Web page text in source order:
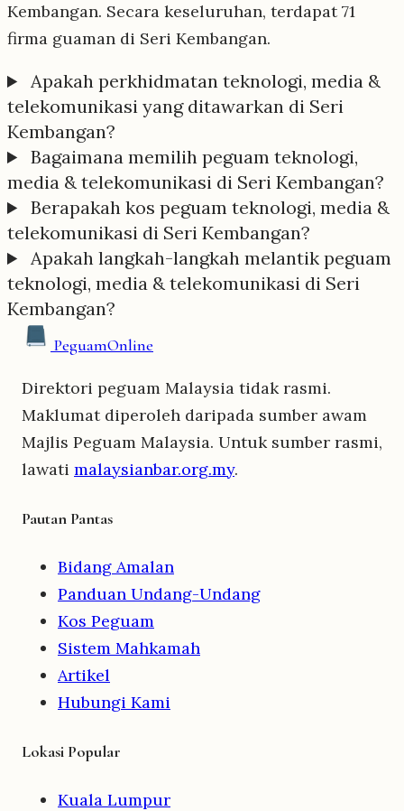
Kembangan. Secara keseluruhan, terdapat 71
firma guaman di Seri Kembangan.
Apakah perkhidmatan teknologi, media &
telekomunikasi yang ditawarkan di Seri
Kembangan?
Bagaimana memilih peguam teknologi,
media & telekomunikasi di Seri Kembangan?
Berapakah kos peguam teknologi, media &
telekomunikasi di Seri Kembangan?
Apakah langkah-langkah melantik peguam
teknologi, media & telekomunikasi di Seri
Kembangan?
PeguamOnline
Direktori peguam Malaysia tidak rasmi.
Maklumat diperoleh daripada sumber awam
Majlis Peguam Malaysia. Untuk sumber rasmi,
lawati malaysianbar.org.my.
Pautan Pantas
Bidang Amalan
Panduan Undang-Undang
Kos Peguam
Sistem Mahkamah
Artikel
Hubungi Kami
Lokasi Popular
Kuala Lumpur